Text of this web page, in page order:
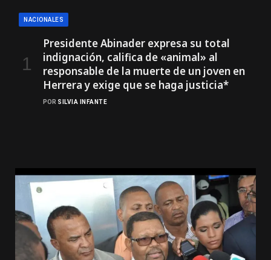
NACIONALES
Presidente Abinader expresa su total
indignación, califica de «animal» al
responsable de la muerte de un joven en
Herrera y exige que se haga justicia*
POR SILVIA INFANTE